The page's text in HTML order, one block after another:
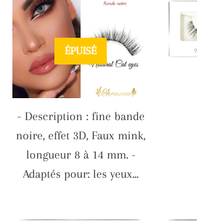
ÉPUISÉ
- Description : fine bande
noire, effet 3D, Faux mink,
longueur 8 à 14 mm. -
Adaptés pour: les yeux...